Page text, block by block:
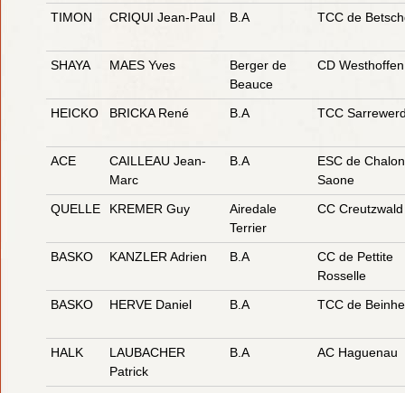
TIMON CRIQUI Jean-Paul B.A TCC de
SHAYA MAES Yves
Berger de
Beauce
CD Westhoffen
HEICKO BRICKA René B.A TCC
ACE
CAILLEAU Jean-
Marc
B.A
ESC de
Saone
QUELLE
KREMER Guy
Airedale
Terrier
CC Creutzwald
BASKO KANZLER Adrien B.A
CC de Pettite
Rosselle
BASKO
HERVE Daniel B.A TCC de
HALK
LAUBACHER
Patrick
B.A AC Haguenau